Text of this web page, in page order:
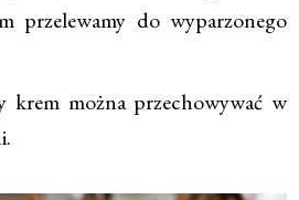
przelewamy do wyparzonego
krem można przechowywać w